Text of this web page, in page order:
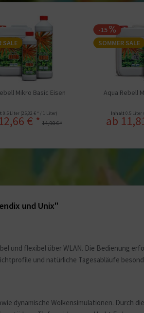
SALE
Mikro Basic Eisen
0.5 Liter (25,32 € * / 1 Liter)
€ * 14,90 € *
-15
SOMMER SALE
Aqua Rebell
Inhalt0.5 Liter
ab
und Unix"
und flexibel über WLAN. Die Bedienung
und natürliche Tagesabläufe
dynamische Wolkensimulationen. Durch